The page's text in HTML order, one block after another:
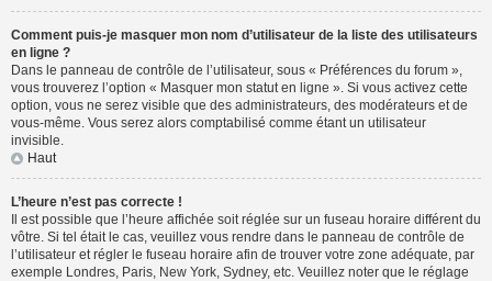
Comment puis-je masquer mon nom d’utilisateur de la liste des utilisateurs
en ligne ?
Dans le panneau de contrôle de l’utilisateur, sous « Préférences du forum »,
vous trouverez l’option « Masquer mon statut en ligne ». Si vous activez cette
option, vous ne serez visible que des administrateurs, des modérateurs et de
vous-même. Vous serez alors comptabilisé comme étant un utilisateur
invisible.
Haut
L’heure n’est pas correcte !
Il est possible que l’heure affichée soit réglée sur un fuseau horaire différent du
vôtre. Si tel était le cas, veuillez vous rendre dans le panneau de contrôle de
l’utilisateur et régler le fuseau horaire afin de trouver votre zone adéquate, par
exemple Londres, Paris, New York, Sydney, etc. Veuillez noter que le réglage